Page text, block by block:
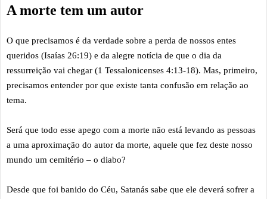
A morte tem um autor
O que precisamos é da verdade sobre a perda de nossos entes
queridos (Isaías 26:19) e da alegre notícia de que o dia da
ressurreição vai chegar (1 Tessalonicenses 4:13-18). Mas, primeiro,
precisamos entender por que existe tanta confusão em relação ao
tema.
Será que todo esse apego com a morte não está levando as pessoas
a uma aproximação do autor da morte, aquele que fez deste nosso
mundo um cemitério – o diabo?
Desde que foi banido do Céu, Satanás sabe que ele deverá sofrer a